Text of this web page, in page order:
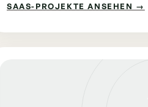
SAAS-PROJEKTE ANSEHEN →